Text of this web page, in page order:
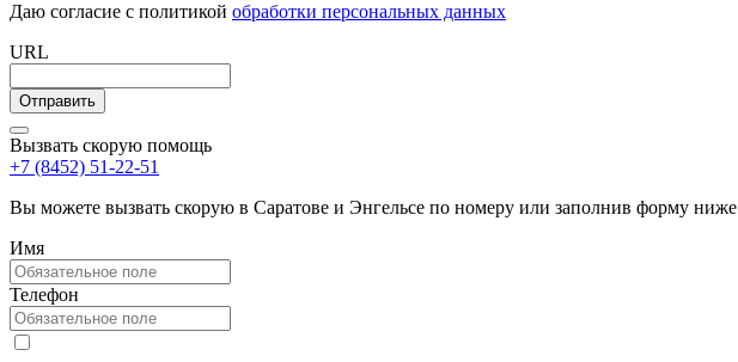
Даю согласие с политикой обработки персональных данных
URL
Вызвать скорую помощь
+7 (8452) 51-22-51
Вы можете вызвать скорую в Саратове и Энгельсе по номеру или заполнив форму ниже
Имя
Телефон